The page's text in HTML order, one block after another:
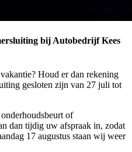
bij Autobedrijf Kees
Houd er dan rekening
gesloten zijn van 27 juli tot
of
dan tijdig uw afspraak in, zodat
17 augustus staan wij weer